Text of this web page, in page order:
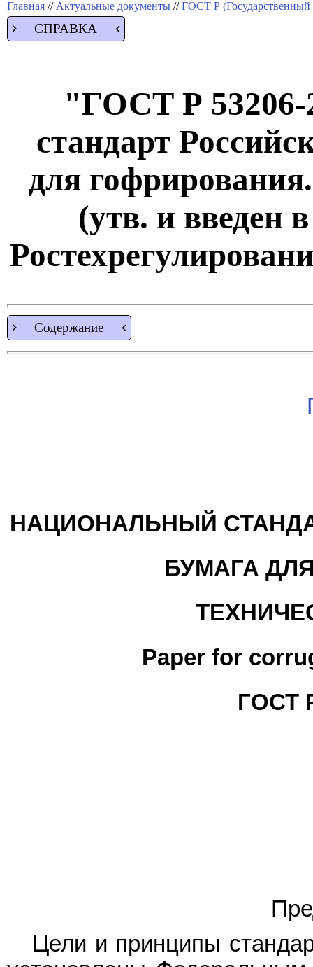
Главная // Актуальные документы //ГОСТ Р (Государственный
СПРАВКА
"ГОСТ Р 53206-
стандарт
для
(утв. и введен
Содержание
НАЦИОНАЛЬНЫЙ
БУМАГА
Paper for
ГОСТ
Цели и принципы